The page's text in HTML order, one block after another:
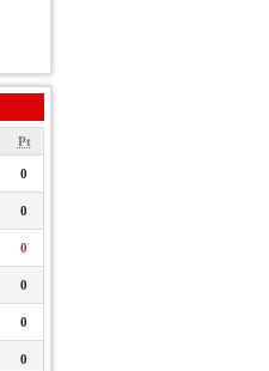
Pt
0
0
0
0
0
0